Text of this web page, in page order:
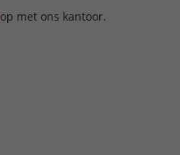
op met ons kantoor.